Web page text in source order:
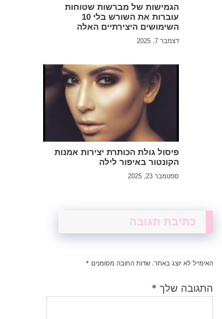
הגמישות של מברשות שטוחות
עוברות את השורש בלי 10
השימושים היצירתיים האלה
דצמבר 7, 2025
פיסול גולת הכותרת יצירות אמנות
הקונטור באיפור לילה
ספטמבר 23, 2025
כתיבת תגובה
האימייל לא יוצג באתר. שדות החובה מסומנים *
התגובה שלך *